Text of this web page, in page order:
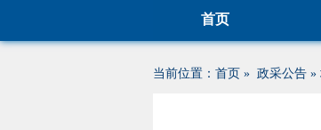
首页
当前位置： 首页 » 政采公告 »